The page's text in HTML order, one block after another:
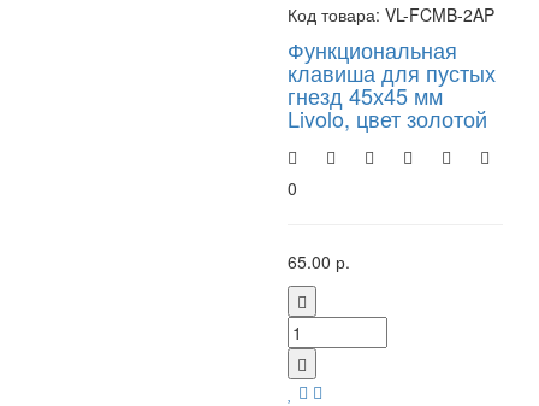
Код товара: VL-FCMB-2AP
Функциональная
клавиша для пустых
гнезд 45х45 мм
Livolo, цвет золотой
0
65.00 р.